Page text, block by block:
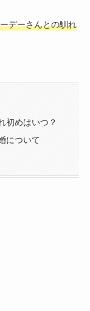
デーさんとの馴れ
初めはいつ？
について